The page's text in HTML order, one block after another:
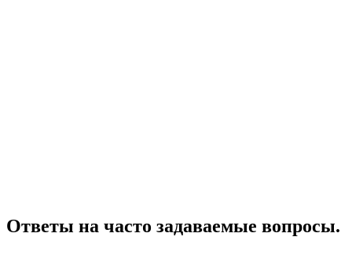
Ответы на часто задаваемые вопросы.